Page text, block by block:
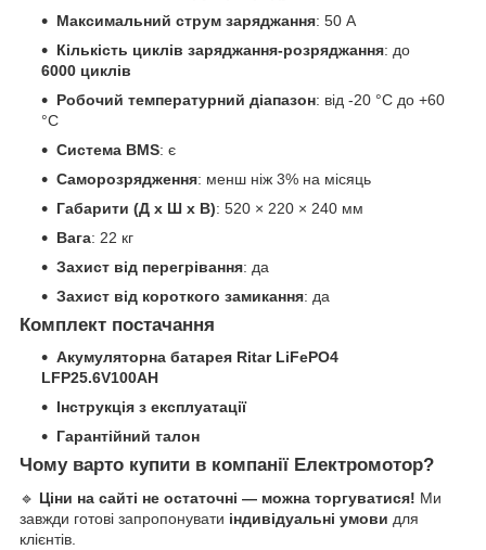
Максимальний струм заряджання: 50 А
Кількість циклів заряджання-розряджання: до
6000 циклів
Робочий температурний діапазон: від -20 °C до +60
°C
Система BMS: є
Саморозрядження: менш ніж 3% на місяць
Габарити (Д x Ш x В): 520 × 220 × 240 мм
Вага: 22 кг
Захист від перегрівання: да
Захист від короткого замикання: да
Комплект постачання
Акумуляторна батарея Ritar LiFePO4
LFP25.6V100AH
Інструкція з експлуатації
Гарантійний талон
Чому варто купити в компанії Електромотор?
🔹 Ціни на сайті не остаточні — можна торгуватися! Ми
завжди готові запропонувати індивідуальні умови для
клієнтів.